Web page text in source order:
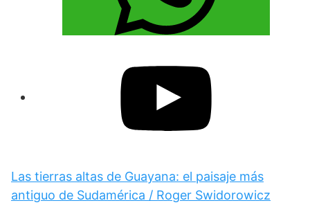
Las tierras altas de Guayana: el paisaje más
antiguo de Sudamérica / Roger Swidorowicz